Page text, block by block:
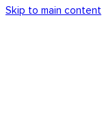
Skip to main content